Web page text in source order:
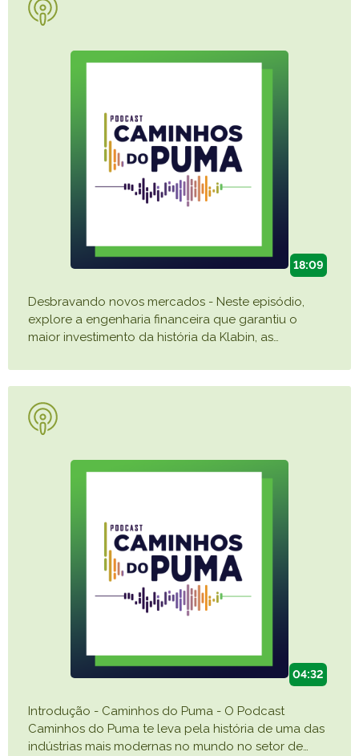
18:09
Desbravando novos mercados - Neste episódio,
explore a engenharia financeira que garantiu o
maior investimento da história da Klabin, as…
04:32
Introdução - Caminhos do Puma - O Podcast
Caminhos do Puma te leva pela história de uma das
indústrias mais modernas no mundo no setor de…